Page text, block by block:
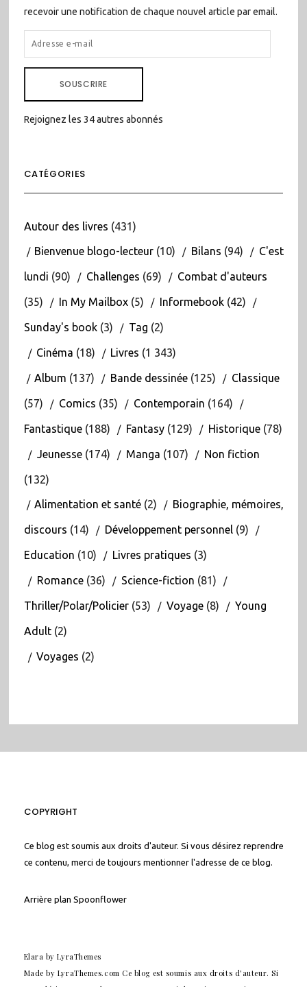
recevoir une notification de chaque nouvel article par email.
ADRESSE
E-
SOUSCRIRE
Rejoignez les 34 autres abonnés
CATÉGORIES
Autour des livres (431)
Bienvenue blogo-lecteur(10) Bilans (94) C'est
lundi (90) Challenges (69) Combat d'auteurs
(35) In My Mailbox(5) Informebook(42)
Sunday's book(3) Tag (2)
Cinéma (18) Livres (1 343)
Album (137) Bande dessinée(125) Classique
(57) Comics (35) Contemporain (164)
Fantastique(188) Fantasy(129) Historique(78)
Jeunesse(174) Manga (107) Non fiction
(132)
Alimentation et santé(2) Biographie, mémoires,
discours (14) Développement personnel(9)
Education (10) Livres pratiques (3)
Romance(36) Science-fiction (81)
Thriller/Polar/Policier(53) Voyage(8) Young
Adult(2)
Voyages (2)
COPYRIGHT
Ce blog est soumis aux droits d'auteur. Si vous désirez reprendre
ce contenu, merci de toujours mentionner l'adresse de ce blog.
Arrière plan Spoonflower
Elara by LyraThemes
Made by LyraThemes.com Ce blog est soumis aux droits d'auteur. Si